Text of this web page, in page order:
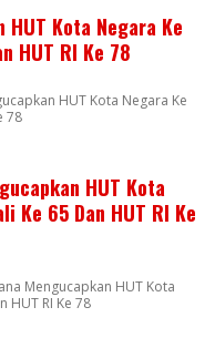
HUT Kota Negara Ke
HUT RI Ke 78
HUT Kota Negara Ke
78
HUT Kota
Ke 65 Dan HUT RI Ke
Mengucapkan HUT Kota
HUT RI Ke 78